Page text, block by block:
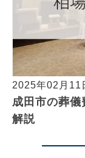
2025年02月11
成田市の葬
解説